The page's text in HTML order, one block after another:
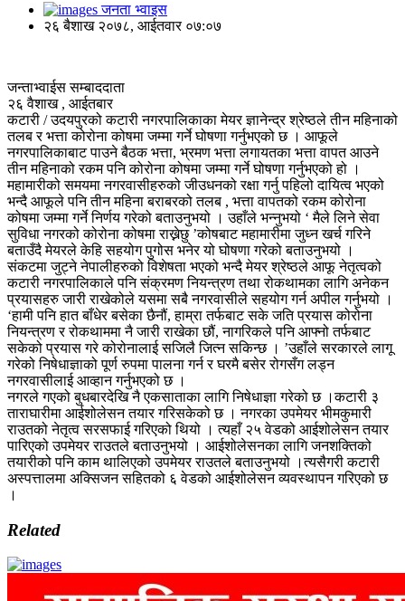
जनता भ्वाइस
२६ बैशाख २०७८, आईतवार ०७:०७
जन्ताभ्वाईस सम्बाददाता
२६ वैशाख , आईतबार
कटारी / उदयपुरको कटारी नगरपालिकाका मेयर ज्ञानेन्द्र श्रेष्ठले तीन महिनाको
तलब र भत्ता कोरोना कोषमा जम्मा गर्ने घोषणा गर्नुभएको छ । आफूले
नगरपालिकाबाट पाउने बैठक भत्ता, भ्रमण भत्ता लगायतका भत्ता वापत आउने
तीन महिनाको रकम पनि कोरोना कोषमा जम्मा गर्ने घोषणा गर्नुभएको हो ।
महामारीको समयमा नगरवासीहरुको जीउधनको रक्षा गर्नु पहिलो दायित्व भएको
भन्दै आफूले पनि तीन महिना बराबरको तलब , भत्ता वापतको रकम कोरोना
कोषमा जम्मा गर्ने निर्णय गरेको बताउनुभयो । उहाँले भन्नुभयो ‘ मैले लिने सेवा
सुविधा नगरको कोरोना कोषमा राख्नेछु ’कोषबाट महामारीमा जुध्न खर्च गरिने
बताउँदै मेयरले केहि सहयोग पुगोस भनेर यो घोषणा गरेको बताउनुभयो ।
संकटमा जुट्ने नेपालीहरुको विशेषता भएको भन्दै मेयर श्रेष्ठले आफू नेतृत्वको
कटारी नगरपालिकाले पनि संक्रमण नियन्त्रण तथा रोकथामका लागि अनेकन
प्रयासहरु जारी राखेकोले यसमा सबै नगरवासीले सहयोग गर्न अपील गर्नुभयो ।
‘हामी पनि हात बाँधेर बसेका छैनौं, हाम्रा तर्फबाट सके जति प्रयास कोरोना
नियन्त्रण र रोकथाममा नै जारी राखेका छौं, नागरिकले पनि आफ्नो तर्फबाट
सकेको प्रयास गरे कोरोनालाई सजिलै जित्न सकिन्छ । ’उहाँले सरकारले लागू
गरेको निषेधाज्ञाको पूर्ण रुपमा पालना गर्न र घरमै बसेर रोगसँग लड्न
नगरवासीलाई आव्हान गर्नुभएको छ ।
नगरले गएको बुधबारदेखि नै एकसाताका लागि निषेधाज्ञा गरेको छ ।कटारी ३
ताराघारीमा आईशोलेसन तयार गरिसकेको छ । नगरका उपमेयर भीमकुमारी
राउतको नेतृत्व सरसफाई गरिएको थियो । त्यहाँ २५ वेडको आईशोलेसन तयार
पारिएको उपमेयर राउतले बताउनुभयो । आईशोलेसनका लागि जनशक्तिको
तयारीको पनि काम थालिएको उपमेयर राउतले बताउनुभयो ।त्यसैगरी कटारी
अस्पत्तालमा अक्सिजन सहितको ६ वेडको आईशोलेसन व्यवस्थापन गरिएको छ
।
Related